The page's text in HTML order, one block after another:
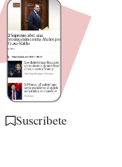
Suscríbete